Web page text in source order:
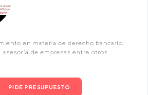
en materia de derecho bancario,
de empresas entre otros
PIDE PRESUPUESTO